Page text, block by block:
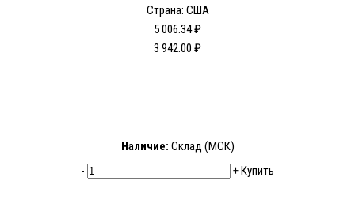
Страна: США
5 006.34 ₽
3 942.00 ₽
Наличие: Склад (МСК)
-
+Купить